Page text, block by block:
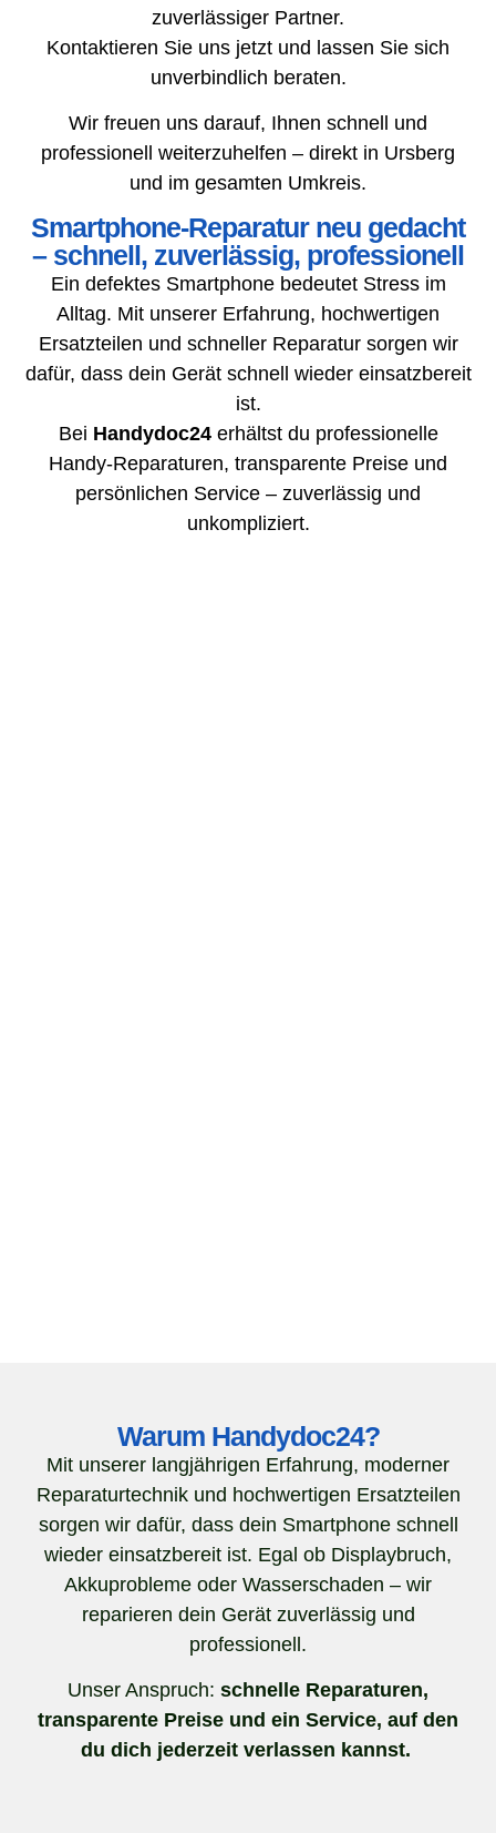
zuverlässiger Partner.
Kontaktieren Sie uns jetzt und lassen Sie sich
unverbindlich beraten.
Wir freuen uns darauf, Ihnen schnell und
professionell weiterzuhelfen – direkt in Ursberg
und im gesamten Umkreis.
Smartphone-Reparatur neu gedacht
– schnell, zuverlässig, professionell
Ein defektes Smartphone bedeutet Stress im
Alltag. Mit unserer Erfahrung, hochwertigen
Ersatzteilen und schneller Reparatur sorgen wir
dafür, dass dein Gerät schnell wieder einsatzbereit
ist.
Bei Handydoc24erhältst du professionelle
Handy-Reparaturen, transparente Preise und
persönlichen Service – zuverlässig und
unkompliziert.
Warum Handydoc24?
Mit unserer langjährigen Erfahrung, moderner
Reparaturtechnik und hochwertigen Ersatzteilen
sorgen wir dafür, dass dein Smartphone schnell
wieder einsatzbereit ist. Egal ob Displaybruch,
Akkuprobleme oder Wasserschaden – wir
reparieren dein Gerät zuverlässig und
professionell.
Unser Anspruch: schnelle Reparaturen,
transparente Preise und ein Service, auf den
du dich jederzeit verlassen kannst.